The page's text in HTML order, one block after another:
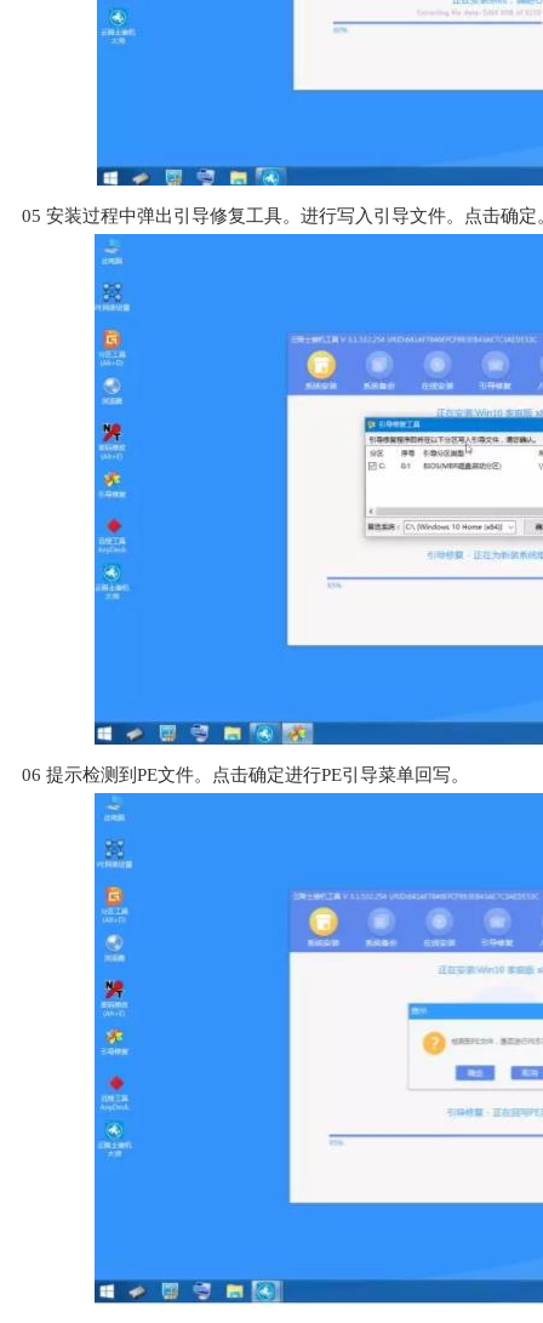
05 安装过程中弹出引导修复工具。进行写入引导文件。点击确定
06 提示检测到PE文件。点击确定进行PE引导菜单回写。